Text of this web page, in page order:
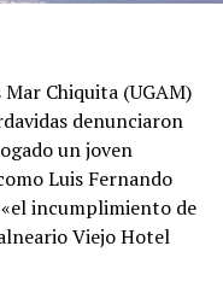
Chiquita (UGAM)
denunciaron
un joven
Luis Fernando
incumplimiento de
Viejo Hotel